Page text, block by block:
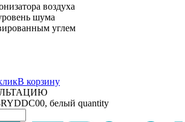
воздуха
шума
углем
В корзину
белый quantity